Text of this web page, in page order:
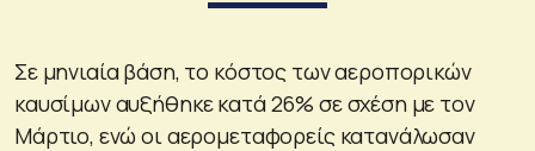
Σε μηνιαία βάση, το κόστος των αεροπορικών
καυσίμων αυξήθηκε κατά 26% σε σχέση με τον
Μάρτιο, ενώ οι αερομεταφορείς κατανάλωσαν